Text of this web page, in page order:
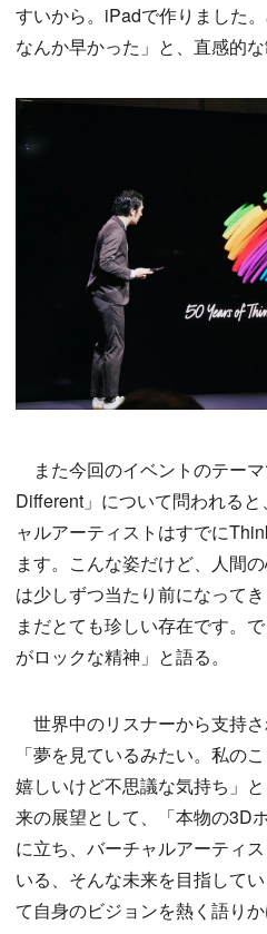
すいから。iPadで作りました
なんか早かった」と、直感的な
また今回のイベントのテー
Different」について問われる
ャルアーティストはすでに
ます。こんな姿だけど、人間
は少しずつ当たり前になって
まだとても珍しい存在です。
がロックな精神」と語る。
世界中のリスナーから支持さ
「夢を見ているみたい。私の
嬉しいけど不思議な気持ち」
来の展望として、「本物の3D
に立ち、バーチャルアーティ
いる、そんな未来を目指して
て自身のビジョンを熱く語りか